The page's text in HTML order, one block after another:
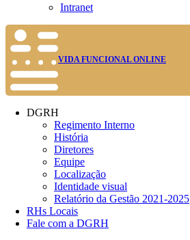
Intranet
VIDA FUNCIONAL ONLINE
DGRH
Regimento Interno
História
Diretores
Equipe
Localização
Identidade visual
Relatório da Gestão 2021-2025
RHs Locais
Fale com a DGRH